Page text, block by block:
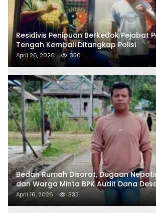
Residivis Penipuan Berkedok Pejabat
Tengah Kembali Ditangkap Polisi
April 26, 2026 350
Bedah Rumah Disorot, Dugaan
dan Warga Minta BPK Audit Dana
April 16, 2026 333